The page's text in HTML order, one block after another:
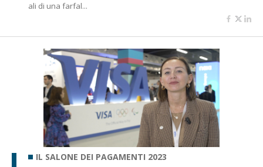
ali di una farfal...
IL SALONE DEI PAGAMENTI 2023